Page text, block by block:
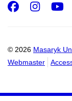
© 2026 Masaryk
Webmaster